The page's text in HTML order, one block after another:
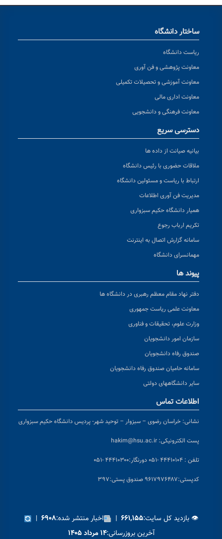
ساختار دانشگاه
ریاست دانشگاه
معاونت پژوهشی و فن آوری
معاونت آموزشی و تحصیلات تکمیلی
معاونت اداری مالی
معاونت فرهنگی و دانشجویی
دسترسی سریع
بیانیه صیانت از داده ها
ملاقات حضوری با رئیس دانشگاه
ارتباط با ریاست و مسئولین دانشگاه
مدیریت فن آوری اطلاعات
همیار دانشگاه حکیم سبزواری
تکریم ارباب رجوع
سامانه گزارش اتصال به اینترنت
مهمانسرای دانشگاه
پیوند ها
دفتر نهاد مقام معظم رهبری در دانشگاه ها
معاونت علمی ریاست جمهوری
وزارت علوم، تحقیقات و فناوری
سازمان امور دانشجویان
صندوق رفاه دانشجویان
سامانه حامیان صندوق رفاه دانشجویان
سایر دانشگاههای دولتی
اطلاعات تماس
نشانی: خراسان رضوی – سبزوار – توحید شهر- پردیس دانشگاه حکیم سبزواری
پست الکترونیکی: hakim@hsu.ac.ir
تلفن : ۴۴۴۱۰۱۰۴ -۰۵۱ دورنگار:۴۴۴۱۰۳۰۰ -۰۵۱
کدپستی:۹۶۱۷۹۷۶۴۸۷ صندوق پستی:۳۹۷
👁 بازدید کل سایت:۶۶۱,۱۵۵ | اخبار منتشر شده:۶۹۰۸ |
آخرین بروزرسانی:۱۴ مرداد ۱۴۰۵